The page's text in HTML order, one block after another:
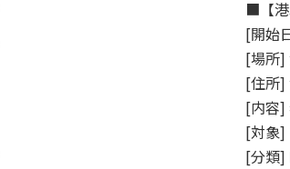
■【港
[開始
[場所]
[住所]
[内容]
[対象]
[分類]